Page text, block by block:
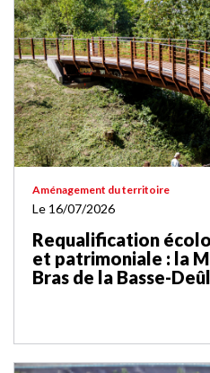
Aménagement du territoire
Le 16/07/2026
Requalification
et patrimoniale : la
Bras de la Basse-